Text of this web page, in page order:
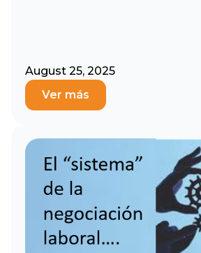
August 25, 2025
Ver más